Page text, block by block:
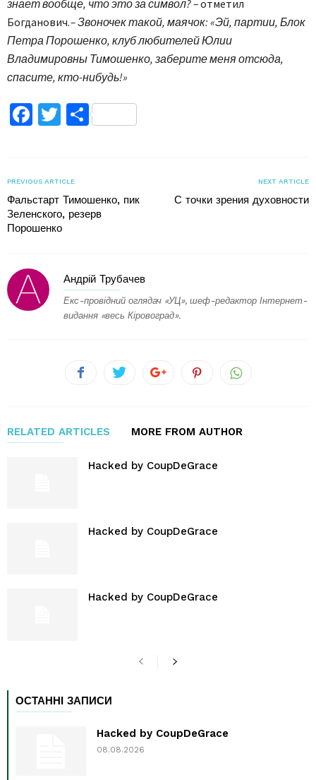
знает вообще, что это за символ? –отметил
Богданович.– Звоночек такой, маячок: «Эй, партии, Блок
Петра Порошенко, клуб любителей Юлии
Владимировны Тимошенко, заберите меня отсюда,
спасите, кто-нибудь!»
Facebook
TwitterПоділитися
PREVIOUS ARTICLE
Фальстарт Тимошенко, пик
Зеленского, резерв
Порошенко
NEXT ARTICLE
С точки зрения духовности
Андрій Трубачев
Екс-провідний оглядач «УЦ», шеф-редактор Інтернет-
видання «весь Кіровоград».
RELATED ARTICLES MORE FROM AUTHOR
Hacked by CoupDeGrace
Hacked by CoupDeGrace
Hacked by CoupDeGrace
ОСТАННІ ЗАПИСИ
Hacked by CoupDeGrace
08.08.2026